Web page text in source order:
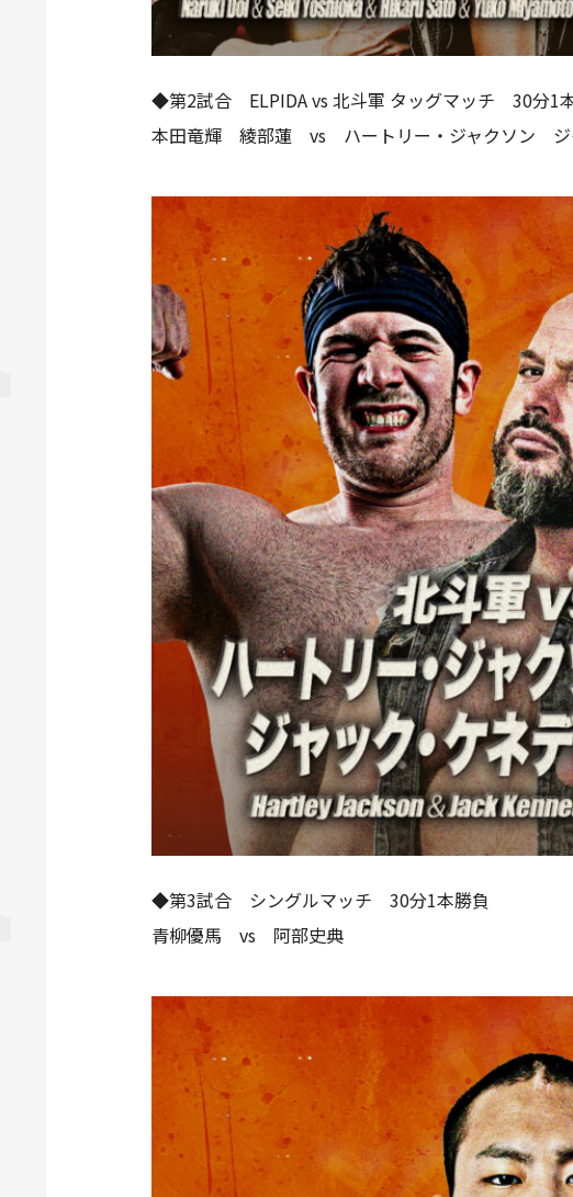
◆第2試合 ELPIDA vs 北斗軍 タッグマッチ 30分1
本田竜輝 綾部蓮 vs ハートリー・ジャクソン ジ
◆第3試合 シングルマッチ 30分1本勝負
青柳優馬 vs 阿部史典